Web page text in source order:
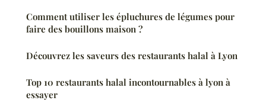
Comment utiliser les épluchures de légumes pour
faire des bouillons maison ?
Découvrez les saveurs des restaurants halal à Lyon
Top 10 restaurants halal incontournables à lyon à
essayer